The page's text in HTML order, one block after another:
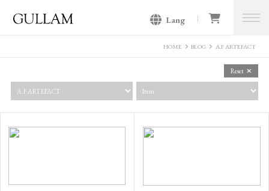
Lang
HOME BLOG A.F ARTEFACT
Reset